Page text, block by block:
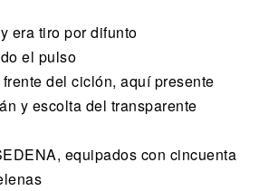
era tiro por difunto
el pulso
del ciclón, aquí presente
y escolta del transparente
equipados con cincuenta